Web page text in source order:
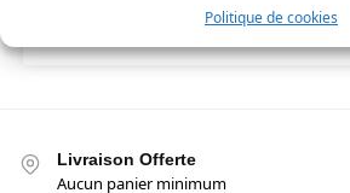
Politique de cookies
Lire la suite
Livraison Offerte
Aucun panier minimum